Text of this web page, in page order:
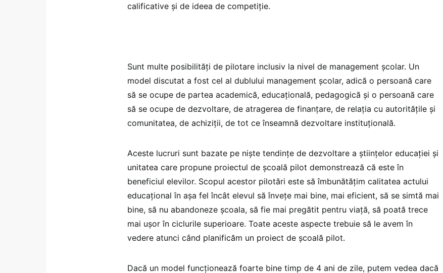
calificative și de ideea de competiție.
Sunt multe posibilități de pilotare inclusiv la nivel de management școlar. Un
model discutat a fost cel al dublului management școlar, adică o persoană care
să se ocupe de partea academică, educațională, pedagogică și o persoană care
să se ocupe de dezvoltare, de atragerea de finanțare, de relația cu autoritățile și
comunitatea, de achiziții, de tot ce înseamnă dezvoltare instituțională.
Aceste lucruri sunt bazate pe niște tendințe de dezvoltare a științelor educației și
unitatea care propune proiectul de școală pilot demonstrează că este în
beneficiul elevilor. Scopul acestor pilotări este să îmbunătățim calitatea actului
educațional în așa fel încât elevul să învețe mai bine, mai eficient, să se simtă mai
bine, să nu abandoneze școala, să fie mai pregătit pentru viață, să poată trece
mai ușor în ciclurile superioare. Toate aceste aspecte trebuie să le avem în
vedere atunci când planificăm un proiect de școală pilot.
Dacă un model funcționează foarte bine timp de 4 ani de zile, putem vedea dacă